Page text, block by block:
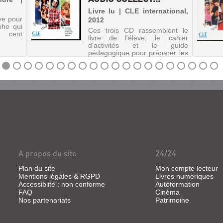
Livre lu | CLE international,
2012
Ces trois CD rassemblent le
livre de l'élève, le cahier
d'activités et le guide
pédagogique pour préparer les
élèves au examens du DELF
(diplôme d'études en langue
pour
qui
cent
A propos du site
Plan du site
Mentions légales & RGPD
Accessiblité : non conforme
FAQ
Nos partenariats
24/24
Mon compte lecteur
Livres numériques
Autoformation
Cinéma
Patrimoine